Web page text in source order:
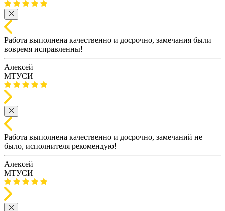
Работа выполнена качественно и досрочно, замечания были
вовремя исправленны!
Алексей
МТУСИ
Работа выполнена качественно и досрочно, замечаний не
было, исполнителя рекомендую!
Алексей
МТУСИ